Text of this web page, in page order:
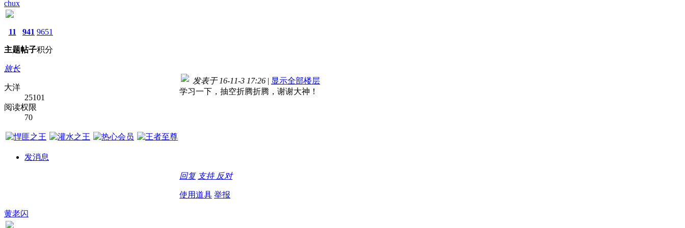
chux
11
主题
941
帖子
9651
积分
旅长
大洋
25101
阅读权限
70
发消息
发表于 16-11-3 17:26 | 显示全部楼层
学习一下，抽空折腾折腾，谢谢大神！
回复 支持 反对
使用道具 举报
黄老闪